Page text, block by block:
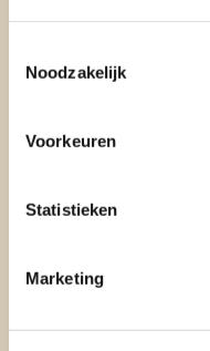
Noodzakelijk
Voorkeuren
Statistieken
Marketing
batterij
Wanneer je een
je zeker dat je een
schakelt de rookmelder
batterijen is dat deze
werken met elektriciteit
vervangen moeten